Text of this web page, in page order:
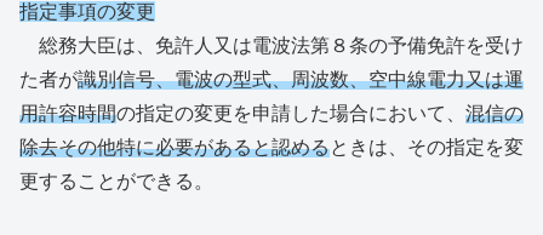
指定事項の変更
総務大臣は、免許人又は電波法第８条の予備免許を受け
た者が識別信号、電波の型式、周波数、空中線電力又は運
用許容時間の指定の変更を申請した場合において、 混信の
除去その他特に必要があると認めるときは、その指定を変
更することができる。